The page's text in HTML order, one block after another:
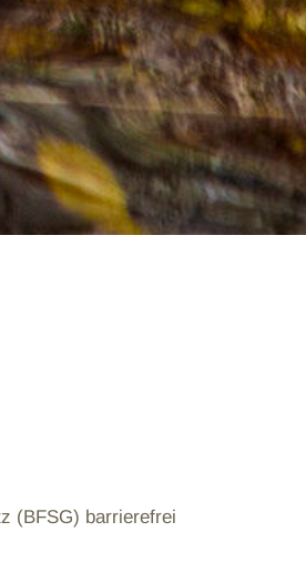
(BFSG) barrierefrei